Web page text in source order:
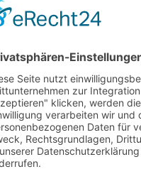
+ Logistik GmbH
Bergisch Gladbach